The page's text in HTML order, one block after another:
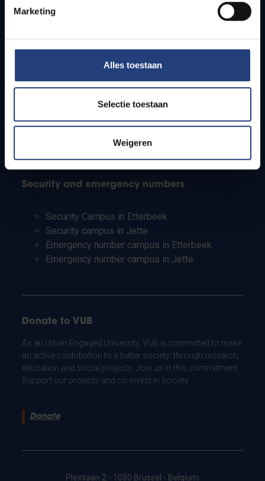
Marketing
Alles toestaan
Selectie toestaan
Weigeren
Students
PhD students
Teachers and secondary schools
Working students
Security and emergency numbers
Security Campus in Etterbeek
Security campus in Jette
Emergency number campus in Etterbeek
Emergency number campus in Jette
Donate to VUB
As an Urban Engaged University, VUB is committed to make
an active contribution to a better society: through research,
education and social projects. Join us in this commitment.
Support our projects and co-invest in society.
Donate
Pleinlaan 2 - 1050 Brussel - Belgium